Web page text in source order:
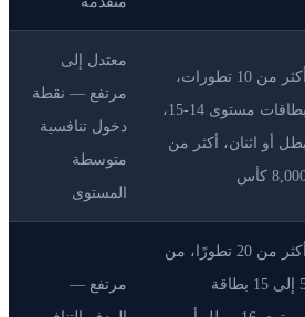
أكثر من 10 تطورات،
بطاقات مستوى 14-15،
بطل أو اثنان، أكثر من
كأس
معتدل إلى
مرتفع — نقطة
دخول تنافسية
متوسطة
المستوى
أكثر من 20 تطورًا، من
5 إلى 15 بطاقة
مرتفع —